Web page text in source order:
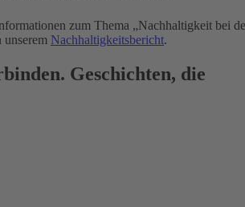
zum Thema „Nachhaltigkeit bei
Nachhaltigkeitsbericht.
Geschichten, die